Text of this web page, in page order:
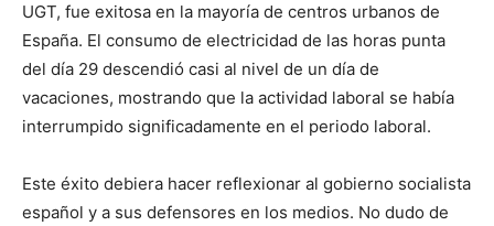
UGT, fue exitosa en la mayoría de centros urbanos de
España. El consumo de electricidad de las horas punta
del día 29 descendió casi al nivel de un día de
vacaciones, mostrando que la actividad laboral se había
interrumpido significadamente en el periodo laboral.
Este éxito debiera hacer reflexionar al gobierno socialista
español y a sus defensores en los medios. No dudo de